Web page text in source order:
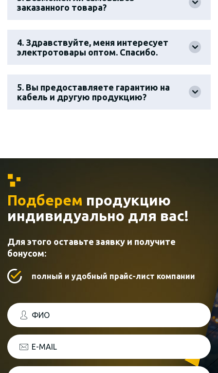
заказанного товара?
4. Здравствуйте, меня интересует
электротовары оптом. Спасибо.
5. Вы предоставляете гарантию на
кабель и другую продукцию?
Подберем продукцию
индивидуально для вас!
Для этого оставьте заявку и получите
бонусом:
полный и удобный прайс-лист компании
ФИО
E-MAIL